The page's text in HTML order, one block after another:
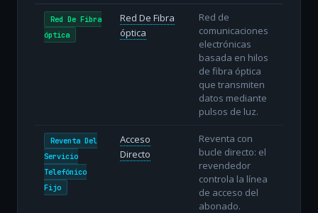
Red De Fibra
óptica
Red De Fibra
óptica
Red de
comunicaciones
electrónicas
basada en hilos
de fibra óptica
que transmiten
datos mediante
pulsos de luz.
Reventa Del
Servicio
Telefónico
Fijo
Acceso
Directo
Reventa con
bucle directo: el
revendedor
controla la línea
de acceso del
abonado.